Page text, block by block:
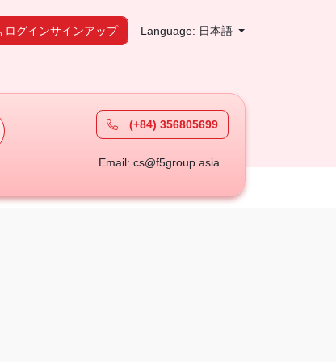
ログインサインアップ Language: 日本語
(+84) 356805699
Email: cs@f5group.asia